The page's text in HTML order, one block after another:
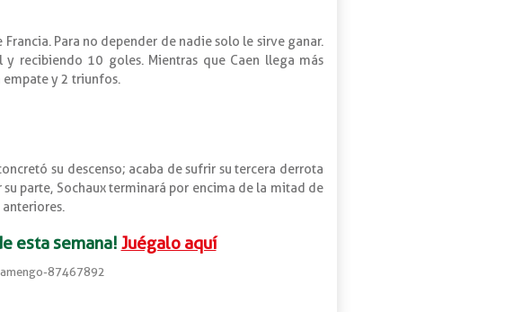
Para no depender de nadie solo le sirve ganar.
recibiendo 10 goles. Mientras que Caen llega más
empate y 2 triunfos.
su descenso; acaba de sufrir su tercera derrota
parte, Sochaux terminará por encima de la mitad de
esta semana! Juégalo aquí
87467892